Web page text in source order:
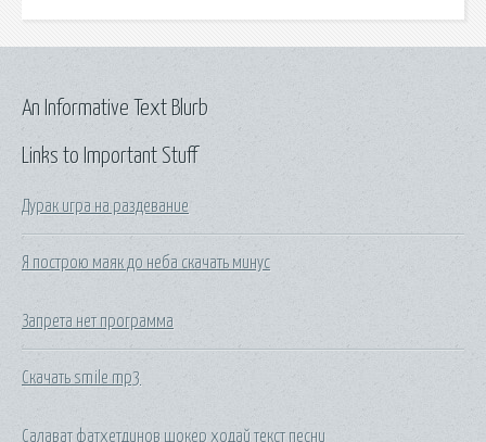
Links to Important Stuff
Дурак игра на раздевание
Я построю маяк до неба скачать минус
Запрета нет программа
Скачать smile mp3
Салават фатхетдинов шокер ходай текст песни
An Informative Text Blurb